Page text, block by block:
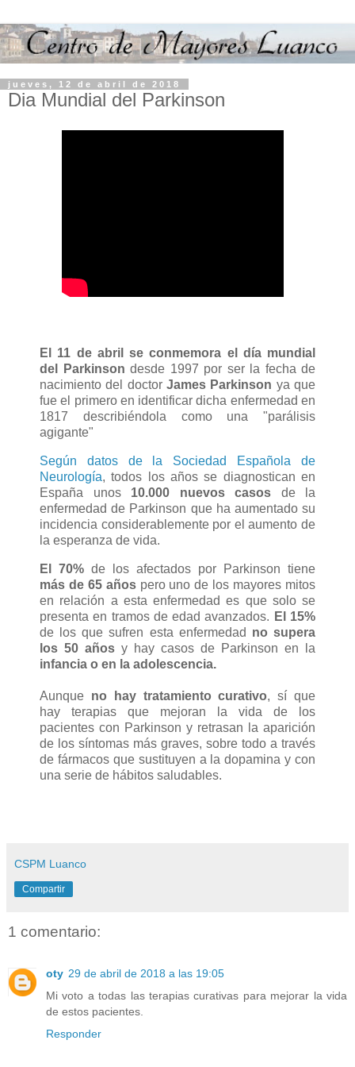
jueves, 12 de abril de 2018
Dia Mundial del Parkinson
El 11 de abril se conmemora el día mundial
del Parkinson desde 1997 por ser la fecha de
nacimiento del doctor James Parkinson ya que
fue el primero en identificar dicha enfermedad en
1817 describiéndola como una "parálisis
agigante"
Según datos de la Sociedad Española de
Neurología, todos los años se diagnostican en
España unos 10.000 nuevos casos de la
enfermedad de Parkinson que ha aumentado su
incidencia considerablemente por el aumento de
la esperanza de vida.
El 70% de los afectados por Parkinson tiene
más de 65 añospero uno de los mayores mitos
en relación a esta enfermedad es que solo se
presenta en tramos de edad avanzados. El 15%
de los que sufren esta enfermedad no supera
los 50 años y hay casos de Parkinson en la
infancia o en la adolescencia.
Aunque no hay tratamiento curativo, sí que
hay terapias que mejoran la vida de los
pacientes con Parkinson y retrasan la aparición
de los síntomas más graves, sobre todo a través
de fármacos que sustituyen a la dopamina y con
una serie de hábitos saludables.
CSPM Luanco
Compartir
1 comentario:
oty 29 de abril de 2018 a las 19:05
Mi voto a todas las terapias curativas para mejorar la vida
de estos pacientes.
Responder